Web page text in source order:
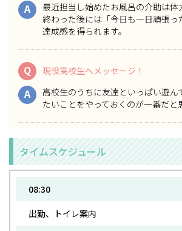
A
最近担当し始めたお風呂の介助は体
終わった後には「今日も一日頑張っ
達成感を得られます。
Q 現役高校生へメッセージ！
A
高校生のうちに友達といっぱい遊ん
たいことをやっておくのが一番だと
タイムスケジュール
08:30
出勤、トイレ案内